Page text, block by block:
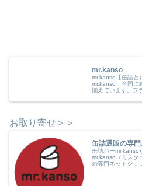
mr.kanso
mr.kanso【缶詰と
mr.kanso 全国に
揃えています。フ
お取り寄せ＞＞
缶詰通販の専
缶詰バーmr.kanso
mr.kanso（ミスタ
の専門ネットショ